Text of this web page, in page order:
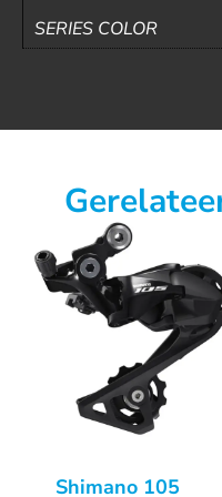
SERIES COLOR
Shimano 105